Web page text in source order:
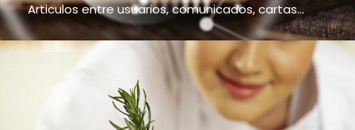
Articulos entre usuarios, comunicados, cartas...